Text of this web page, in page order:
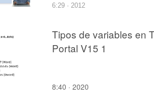
6:29 · 2012
Tipos de variables en
Portal V15 1
8:40 · 2020